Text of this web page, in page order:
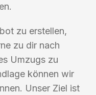
zu erstellen,
zu dir nach
Umzugs zu
können wir
Unser Ziel ist